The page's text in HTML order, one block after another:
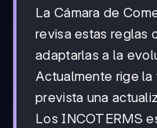
La Cámara de
revisa estas reglas
adaptarlas a la
Actualmente rige la
prevista una
Los INCOTERMS